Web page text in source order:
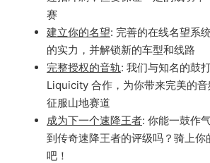
赛
建立你的名望: 完善的在线名望系
的实力，并解锁新的车型和线路
完整授权的音轨: 我们与知名的鼓
Liquicity 合作，为你带来完美的
征服山地赛道
成为下一个速降王者: 你能一鼓作
到传奇速降王者的评级吗？骑上你
吧！